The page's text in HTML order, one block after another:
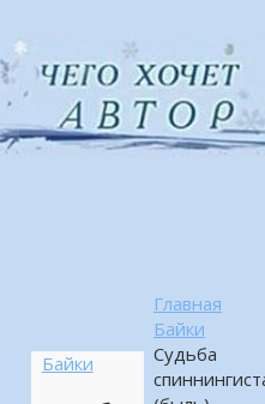
Главная
Байки
Судьба
Байки